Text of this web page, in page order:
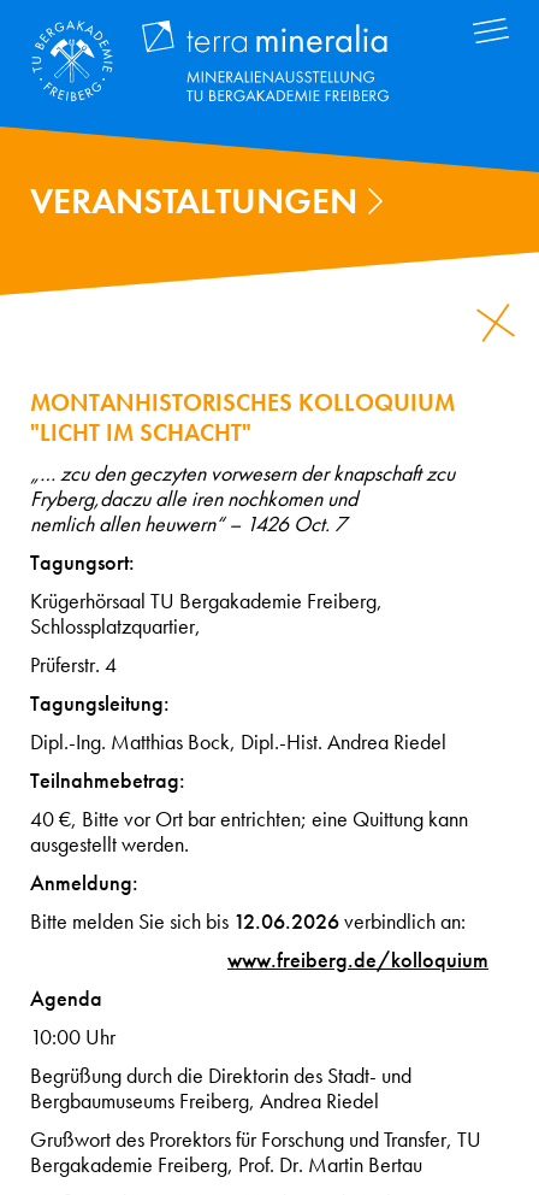
Inhalt
Terra
VERANSTALTUNGEN
MONTANHISTORISCHES KOLLOQUIUM
"LICHT IM SCHACHT"
„… zcu den geczyten vorwesern der knapschaft zcu
Fryberg,daczu alle iren nochkomen und
nemlich allen heuwern“ – 1426 Oct. 7
Tagungsort:
Krügerhörsaal TU Bergakademie Freiberg,
Schlossplatzquartier,
Prüferstr. 4
Tagungsleitung:
Dipl.-Ing. Matthias Bock, Dipl.-Hist. Andrea Riedel
Teilnahmebetrag:
40 €, Bitte vor Ort bar entrichten; eine Quittung kann
ausgestellt werden.
Anmeldung:
Bitte melden Sie sich bis 12.06.2026verbindlich an:
www.freiberg.de/kolloquium
Agenda
10:00 Uhr
Begrüßung durch die Direktorin des Stadt- und
Bergbaumuseums Freiberg, Andrea Riedel
Grußwort des Prorektors für Forschung und Transfer, TU
Bergakademie Freiberg, Prof. Dr. Martin Bertau